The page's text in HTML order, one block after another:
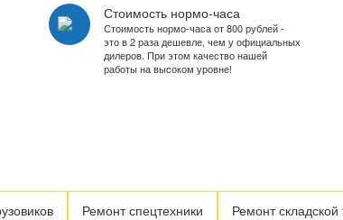
Стоимость нормо-часа
Стоимость нормо-часа от 800 рублей -
это в 2 раза дешевле, чем у официальных
дилеров. При этом качество нашей
работы на выcоком уровне!
Ремонт спецтехники Ремонт складской